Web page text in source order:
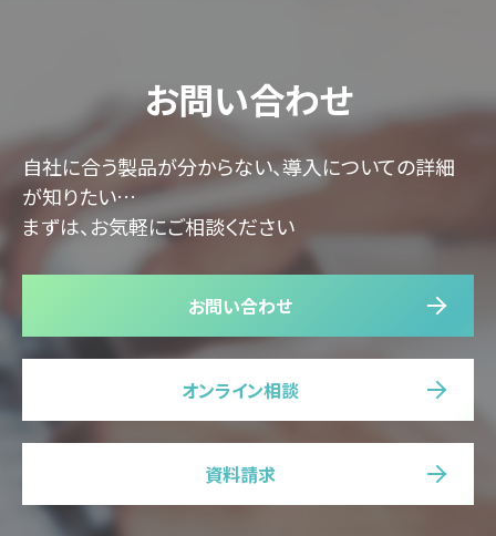
お問い合わせ
自社に合う製品が分からない、導入についての詳細
が知りたい…
まずは、お気軽にご相談ください
お問い合わせ
オンライン相談
資料請求